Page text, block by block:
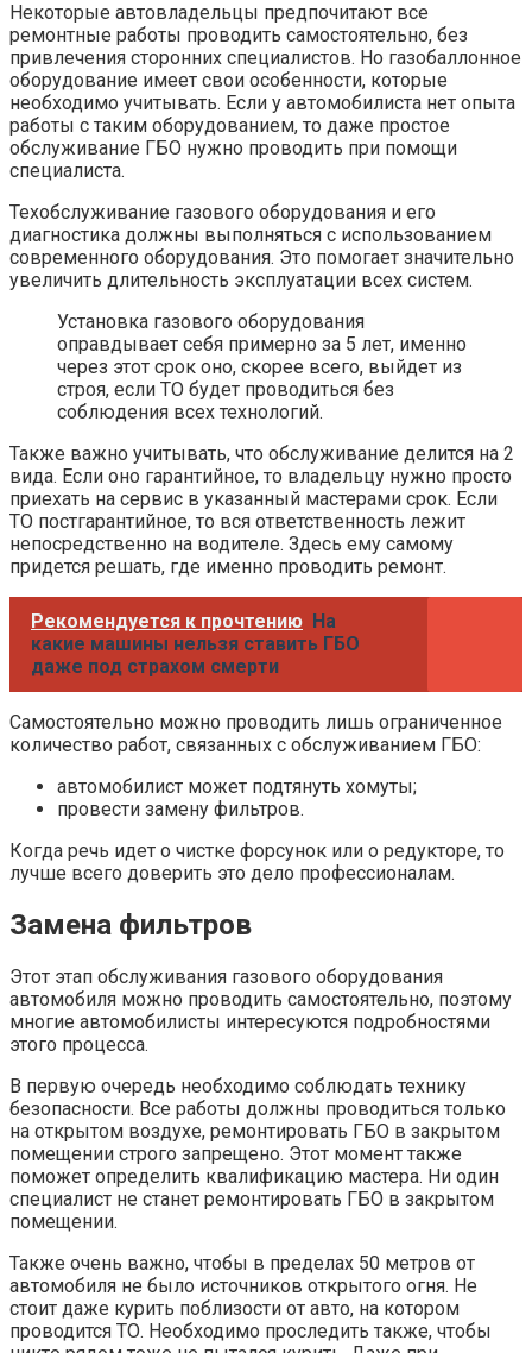
Некоторые автовладельцы предпочитают все
ремонтные работы проводить самостоятельно, без
привлечения сторонних специалистов. Но газобаллонное
оборудование имеет свои особенности, которые
необходимо учитывать. Если у автомобилиста нет опыта
работы с таким оборудованием, то даже простое
обслуживание ГБО нужно проводить при помощи
специалиста.
Техобслуживание газового оборудования и его
диагностика должны выполняться с использованием
современного оборудования. Это помогает значительно
увеличить длительность эксплуатации всех систем.
Установка газового оборудования
оправдывает себя примерно за 5 лет, именно
через этот срок оно, скорее всего, выйдет из
строя, если ТО будет проводиться без
соблюдения всех технологий.
Также важно учитывать, что обслуживание делится на 2
вида. Если оно гарантийное, то владельцу нужно просто
приехать на сервис в указанный мастерами срок. Если
ТО постгарантийное, то вся ответственность лежит
непосредственно на водителе. Здесь ему самому
придется решать, где именно проводить ремонт.
Рекомендуется к прочтению На
какие машины нельзя ставить ГБО
даже под страхом смерти
Самостоятельно можно проводить лишь ограниченное
количество работ, связанных с обслуживанием ГБО:
автомобилист может подтянуть хомуты;
провести замену фильтров.
Когда речь идет о чистке форсунок или о редукторе, то
лучше всего доверить это дело профессионалам.
Замена фильтров
Этот этап обслуживания газового оборудования
автомобиля можно проводить самостоятельно, поэтому
многие автомобилисты интересуются подробностями
этого процесса.
В первую очередь необходимо соблюдать технику
безопасности. Все работы должны проводиться только
на открытом воздухе, ремонтировать ГБО в закрытом
помещении строго запрещено. Этот момент также
поможет определить квалификацию мастера. Ни один
специалист не станет ремонтировать ГБО в закрытом
помещении.
Также очень важно, чтобы в пределах 50 метров от
автомобиля не было источников открытого огня. Не
стоит даже курить поблизости от авто, на котором
проводится ТО. Необходимо проследить также, чтобы